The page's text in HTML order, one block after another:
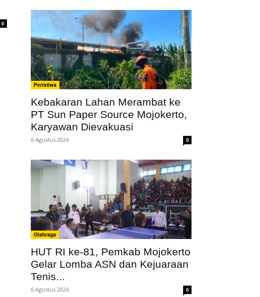
0
Peristiwa
Kebakaran Lahan Merambat ke
PT Sun Paper Source Mojokerto,
Karyawan Dievakuasi
6 Agustus 2026 0
Olahraga
HUT RI ke-81, Pemkab Mojokerto
Gelar Lomba ASN dan Kejuaraan
Tenis...
6 Agustus 2026 0